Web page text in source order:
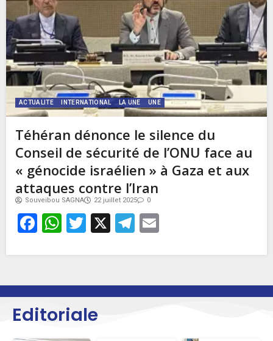
ACTUALITE INTERNATIONAL LA UNE UNE
Téhéran dénonce le silence du
Conseil de sécurité de l’ONU face au
« génocide israélien » à Gaza et aux
attaques contre l’Iran
Souveibou SAGNA 22 juillet 2025 0
Facebook
WhatsApp
Twitter
X Telegram
Editoriale